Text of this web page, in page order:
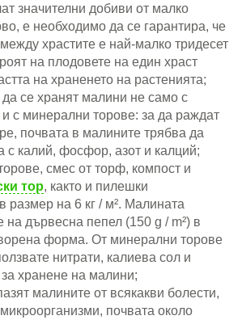
значителни добиви от малко
е необходимо да се гарантира, че
храстите е най-малко тридесет
на плодовете на един храст
на храненето на растенията;
се хранят малини не само с
с минерални торове: за да раждат
почвата в малините трябва да
с калий, фосфор, азот и калций;
смес от торф, компост и
тор, както и пилешки
размер на 6 кг / м². Малината
на дървесна пепел (150 g / m²) в
форма. От минерални торове
нитрати, калиева сол и
хранене на малини;
малините от всякакви болести,
почвата около